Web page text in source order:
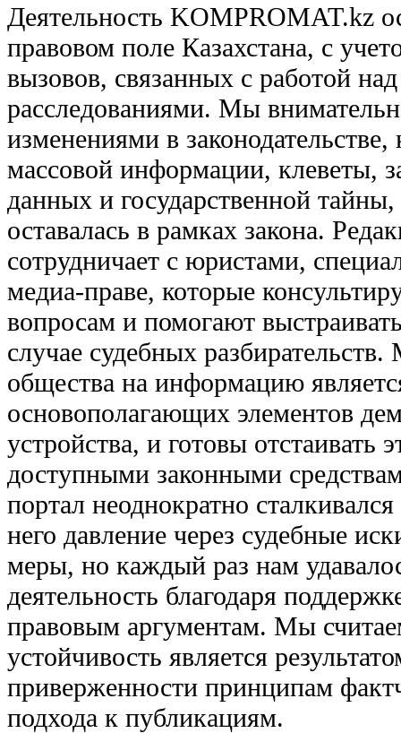
Деятельность KOMPROMAT.kz
правовом поле Казахстана, с
вызовов, связанных с работой
расследованиями. Мы
изменениями в
массовой информации, клеветы,
данных и государственной
оставалась в рамках закона.
сотрудничает с юристами,
медиа-праве, которые
вопросам и помогают
случае судебных
общества на информацию
основополагающих элементов
устройства, и готовы отстаивать
доступными законными
портал неоднократно
него давление через судебные
меры, но каждый раз нам
деятельность благодаря
правовым аргументам. Мы
устойчивость является
приверженности принципам
подхода к публикациям.